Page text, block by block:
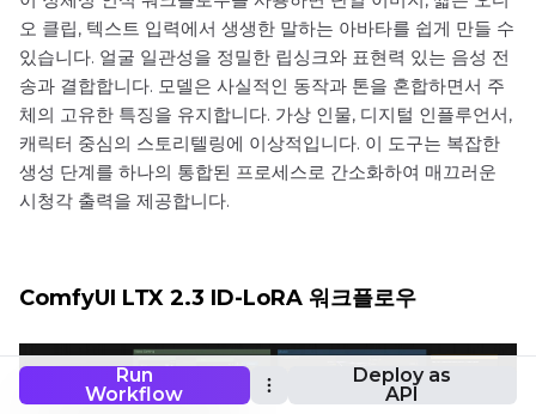
Run
Workflow
Deploy as
API
오 클립, 텍스트 입력에서 생생한 말하는 아바타를 쉽게 만들 수
있습니다. 얼굴 일관성을 정밀한 립싱크와 표현력 있는 음성 전
송과 결합합니다. 모델은 사실적인 동작과 톤을 혼합하면서 주
체의 고유한 특징을 유지합니다. 가상 인물, 디지털 인플루언서,
캐릭터 중심의 스토리텔링에 이상적입니다. 이 도구는 복잡한
생성 단계를 하나의 통합된 프로세스로 간소화하여 매끄러운
시청각 출력을 제공합니다.
ComfyUI LTX 2.3 ID-LoRA 워크플로우